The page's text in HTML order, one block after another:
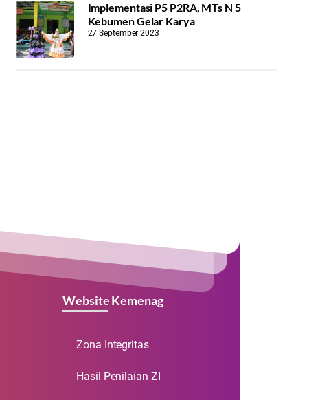
Implementasi P5 P2RA, MTs N 5
Kebumen Gelar Karya
27 September 2023
Website Kemenag
Zona Integritas
Hasil Penilaian ZI